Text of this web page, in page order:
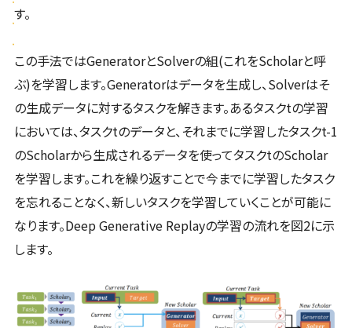
す。
この手法ではGeneratorとSolverの組(これをScholarと呼
ぶ)を学習します。Generatorはデータを生成し、Solverはそ
の生成データに対するタスクを解きます。あるタスクtの学習
においては、タスクtのデータと、それまでに学習したタスクt-1
のScholarから生成されるデータを使ってタスクtのScholar
を学習します。これを繰り返すことで今までに学習したタスク
を忘れることなく、新しいタスクを学習していくことが可能に
なります。Deep Generative Replayの学習の流れを図2に示
します。